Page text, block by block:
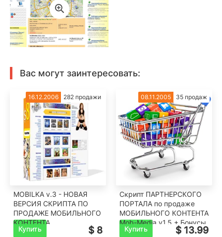
Вас могут заинтересовать:
16.12.2006 282 продажи
MOBILKA v.3 - НОВАЯ
ВЕРСИЯ СКРИПТА ПО
ПРОДАЖЕ МОБИЛЬНОГО
КОНТЕНТА
Купить $ 8
08.11.2005 35 продаж
Скрипт ПАРТНЕРСКОГО
ПОРТАЛА по продаже
МОБИЛЬНОГО КОНТЕНТА
Mob-Media v1.5 + Бонусы
для раскрутки
Купить $ 13.99